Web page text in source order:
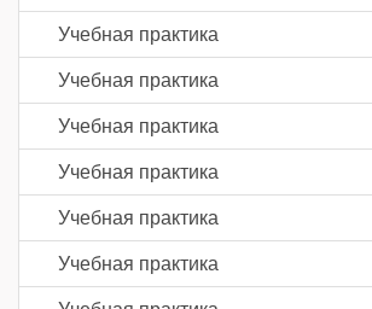
Учебная практика
Учебная практика
Учебная практика
Учебная практика
Учебная практика
Учебная практика